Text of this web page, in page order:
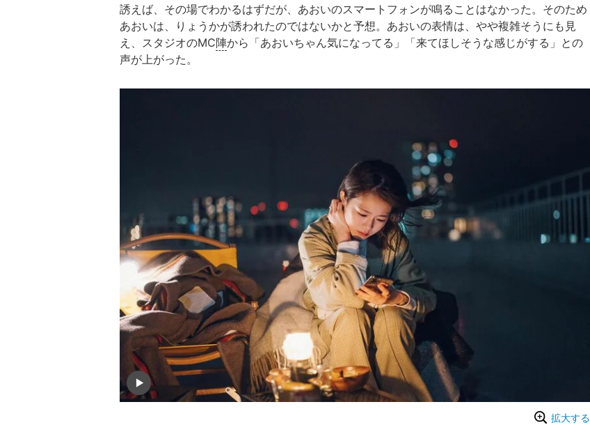
誘えば、その場でわかるはずだが、あおいのスマートフォンが鳴ることはなかった。そのため
あおいは、りょうかが誘われたのではないかと予想。あおいの表情は、やや複雑そうにも見
え、スタジオのMC陣から「あおいちゃん気になってる」「来てほしそうな感じがする」との
声が上がった。
拡大する